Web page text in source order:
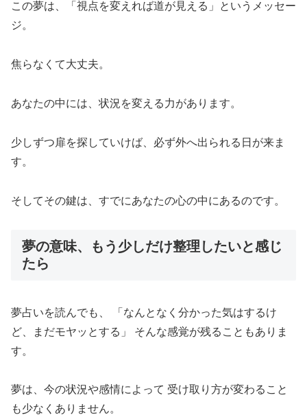
この夢は、「視点を変えれば道が見える」というメッセー
ジ。
焦らなくて大丈夫。
あなたの中には、状況を変える力があります。
少しずつ扉を探していけば、必ず外へ出られる日が来ま
す。
そしてその鍵は、すでにあなたの心の中にあるのです。
夢の意味、もう少しだけ整理したいと感じ
たら
夢占いを読んでも、 「なんとなく分かった気はするけ
ど、まだモヤッとする」 そんな感覚が残ることもありま
す。
夢は、今の状況や感情によって 受け取り方が変わること
も少なくありません。